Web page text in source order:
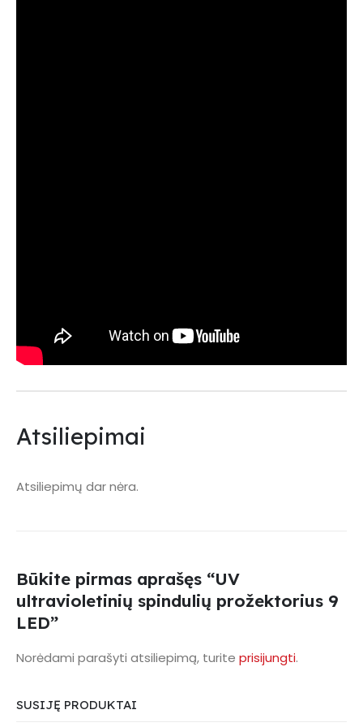
Atsiliepimai
Atsiliepimų dar nėra.
Būkite pirmas aprašęs “UV
ultravioletinių spindulių prožektorius 9
LED”
Norėdami parašyti atsiliepimą, turite prisijungti.
SUSIJĘ PRODUKTAI